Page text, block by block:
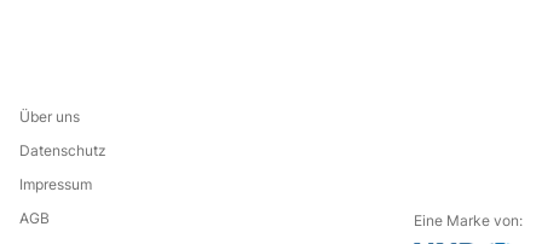
Über uns
Datenschutz
Impressum
AGB
Eine Marke von: